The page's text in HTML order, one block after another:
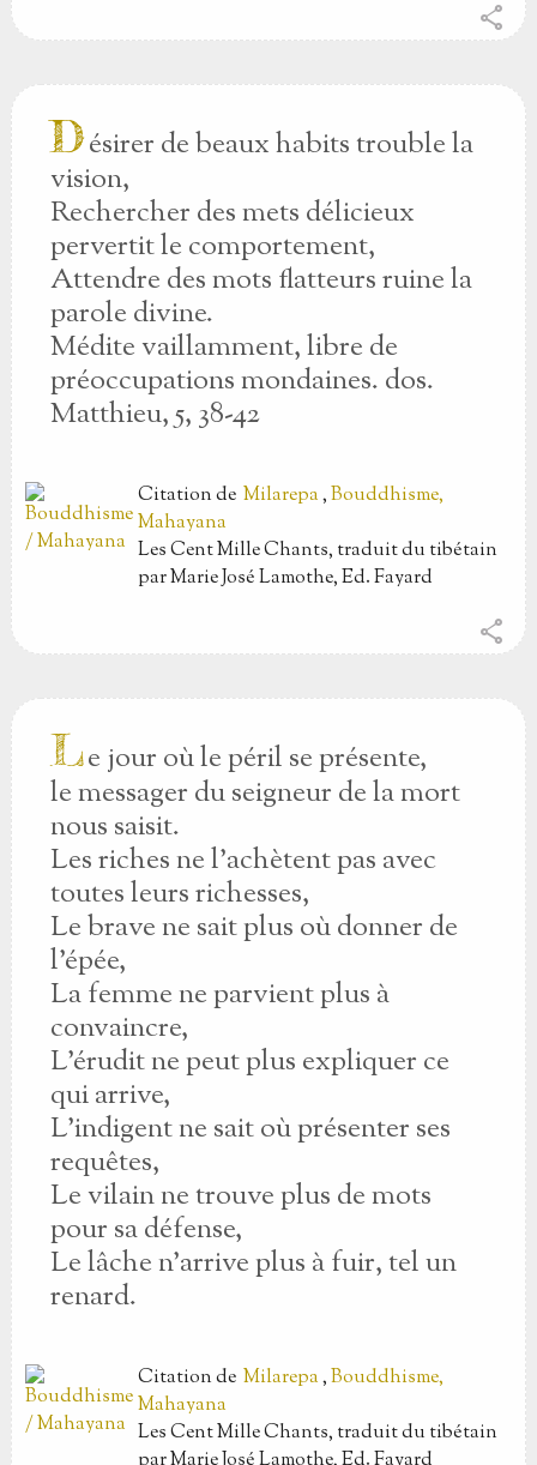
share
Désirer de beaux habits trouble la
vision,
Rechercher des mets délicieux
pervertit le comportement,
Attendre des mots flatteurs ruine la
parole divine.
Médite vaillamment, libre de
préoccupations mondaines. dos.
Matthieu, 5, 38-42
Citationde Milarepa,Bouddhisme,
Mahayana
Les Cent Mille Chants, traduit du tibétain
par Marie José Lamothe, Ed. Fayard
share
Le jour où le péril se présente,
le messager du seigneur de la mort
nous saisit.
Les riches ne l’achètent pas avec
toutes leurs richesses,
Le brave ne sait plus où donner de
l’épée,
La femme ne parvient plus à
convaincre,
L’érudit ne peut plus expliquer ce
qui arrive,
L’indigent ne sait où présenter ses
requêtes,
Le vilain ne trouve plus de mots
pour sa défense,
Le lâche n’arrive plus à fuir, tel un
renard.
Citationde Milarepa,Bouddhisme,
Mahayana
Les Cent Mille Chants, traduit du tibétain